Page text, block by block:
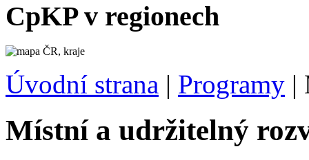
CpKP v regionech
Úvodní strana | Programy |
Místní a udržitelný